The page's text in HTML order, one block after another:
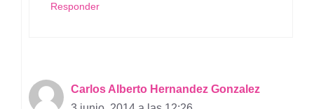
Responder
Carlos Alberto Hernandez Gonzalez